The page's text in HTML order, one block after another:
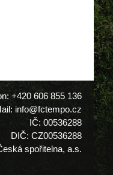
+420 606 855 136
info@fctempo.cz
IČ: 00536288
DIČ: CZ00536288
spořitelna, a.s.